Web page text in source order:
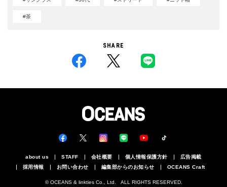
#茶
SHARE
about us STAFF 会社概要 個人情報保護方針
広告掲載
採用情報
お問い合わせ 編集部からのお知らせ OCEANS Craft
© OCEANS & linkties Co., Ltd. ALL RIGHTS RESERVED.